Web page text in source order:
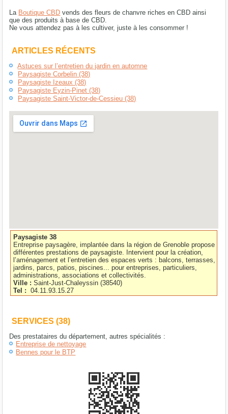
La Boutique CBD vends des fleurs de chanvre riches en CBD ainsi
que des produits à base de CBD.
Ne vous attendez pas à les cultiver, juste à les consommer !
ARTICLES RÉCENTS
Astuces sur l’entretien du jardin en automne
Paysagiste Corbelin (38)
Paysagiste Izeaux (38)
Paysagiste Eyzin-Pinet (38)
Paysagiste Saint-Victor-de-Cessieu (38)
Paysagiste 38
Entreprise paysagère, implantée dans la région de Grenoble propose
différentes prestations de paysagiste. Intervient pour la création,
l’aménagement et l’entretien des espaces verts : balcons, terrasses,
jardins, parcs, patios, piscines... pour entreprises, particuliers,
administrations, associations et collectivités.
Ville :Saint-Just-Chaleyssin(38540)
Tel :
04.11.93.15.27
SERVICES (38)
Des prestataires du département, autres spécialités :
Entreprise de nettoyage
Bennes pour le BTP